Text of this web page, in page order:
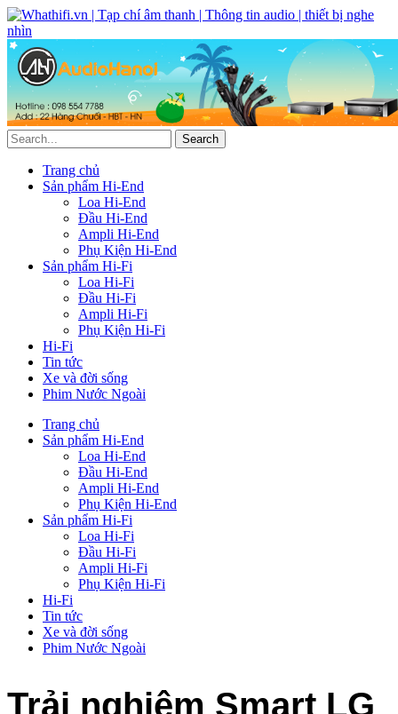
Trang chủ
Sản phẩm Hi-End
Loa Hi-End
Đầu Hi-End
Ampli Hi-End
Phụ Kiện Hi-End
Sản phẩm Hi-Fi
Loa Hi-Fi
Đầu Hi-Fi
Ampli Hi-Fi
Phụ Kiện Hi-Fi
Hi-Fi
Tin tức
Xe và đời sống
Phim Nước Ngoài
Trang chủ
Sản phẩm Hi-End
Loa Hi-End
Đầu Hi-End
Ampli Hi-End
Phụ Kiện Hi-End
Sản phẩm Hi-Fi
Loa Hi-Fi
Đầu Hi-Fi
Ampli Hi-Fi
Phụ Kiện Hi-Fi
Hi-Fi
Tin tức
Xe và đời sống
Phim Nước Ngoài
Trải nghiệm Smart LG